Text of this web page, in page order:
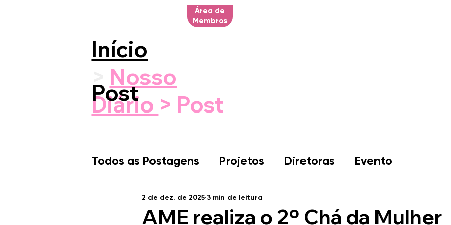
Área de
Membros
Início
Nosso
Diário > Post
Post
Todos as Postagens Projetos Diretoras Evento
AME realiza o 2º Chá da Mulher
2 de dez. de 2025 3 min de leitura